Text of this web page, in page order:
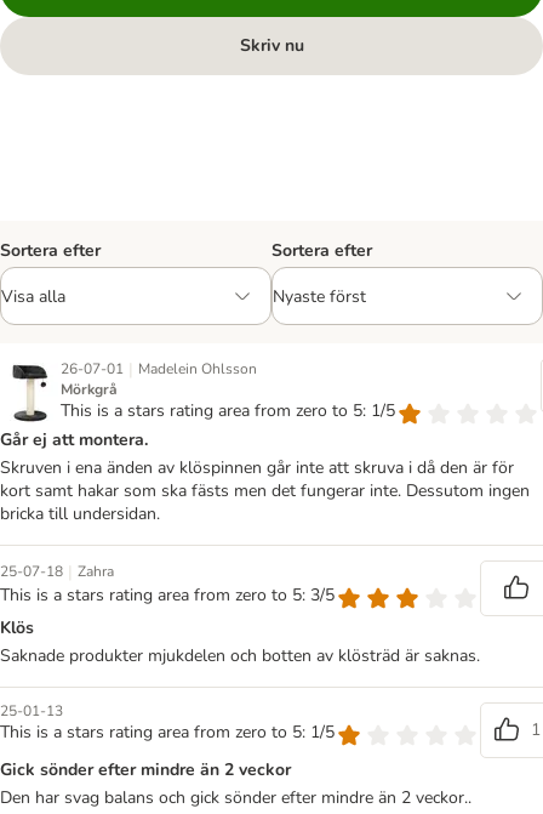
Skriv nu
Sortera efter Sortera efter
26-07-01 | Madelein Ohlsson
Mörkgrå
This is a stars rating area from zero to 5: 1/5
Går ej att montera.
Skruven i ena änden av klöspinnen går inte att skruva i då den är för
kort samt hakar som ska fästs men det fungerar inte. Dessutom ingen
bricka till undersidan.
25-07-18 | Zahra
This is a stars rating area from zero to 5: 3/5
Klös
Saknade produkter mjukdelen och botten av klösträd är saknas.
25-01-13
This is a stars rating area from zero to 5: 1/5
1
Gick sönder efter mindre än 2 veckor
Den har svag balans och gick sönder efter mindre än 2 veckor..